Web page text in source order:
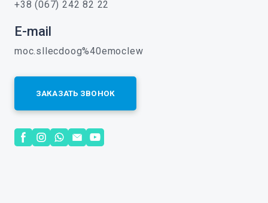
+38 (067) 242 82 22
E-mail
moc.sllecdoog%40emoclew
ЗАКАЗАТЬ ЗВОНОК